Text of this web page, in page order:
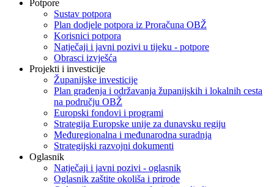
Potpore
Sustav potpora
Plan dodjele potpora iz Proračuna OBŽ
Korisnici potpora
Natječaji i javni pozivi u tijeku - potpore
Obrasci izvješća
Projekti i investicije
Županijske investicije
Plan građenja i održavanja županijskih i lokalnih cesta
na području OBŽ
Europski fondovi i programi
Strategija Europske unije za dunavsku regiju
Međuregionalna i međunarodna suradnja
Strategijski razvojni dokumenti
Oglasnik
Natječaji i javni pozivi - oglasnik
Oglasnik zaštite okoliša i prirode